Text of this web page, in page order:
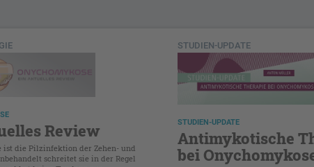
Review
ist die Pilzinfektion der Zehen- und
schreitet sie in der Regel
STUDIEN-UPDATE
STUDIEN-UPDATE
Antimykotische
bei